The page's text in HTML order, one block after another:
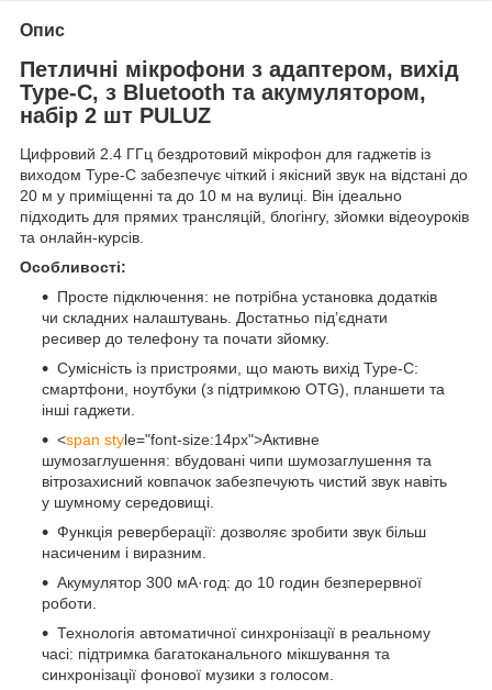
Опис
Петличні мікрофони з адаптером, вихід
Type-C, з Bluetooth та акумулятором,
набір 2 шт PULUZ
Цифровий 2.4 ГГц бездротовий мікрофон для гаджетів із
виходом Type-C забезпечує чіткий і якісний звук на відстані до
20 м у приміщенні та до 10 м на вулиці. Він ідеально
підходить для прямих трансляцій, блогінгу, зйомки відеоуроків
та онлайн-курсів.
Особливості:
Просте підключення: не потрібна установка додатків
чи складних налаштувань. Достатньо під’єднати
ресивер до телефону та почати зйомку.
Сумісність із пристроями, що мають вихід Type-C:
смартфони, ноутбуки (з підтримкою OTG), планшети та
інші гаджети.
<span style="font-size:14px">Активне
шумозаглушення: вбудовані чипи шумозаглушення та
вітрозахисний ковпачок забезпечують чистий звук навіть
у шумному середовищі.
Функція реверберації: дозволяє зробити звук більш
насиченим і виразним.
Акумулятор 300 мА·год: до 10 годин безперервної
роботи.
Технологія автоматичної синхронізації в реальному
часі: підтримка багатоканального мікшування та
синхронізації фонової музики з голосом.